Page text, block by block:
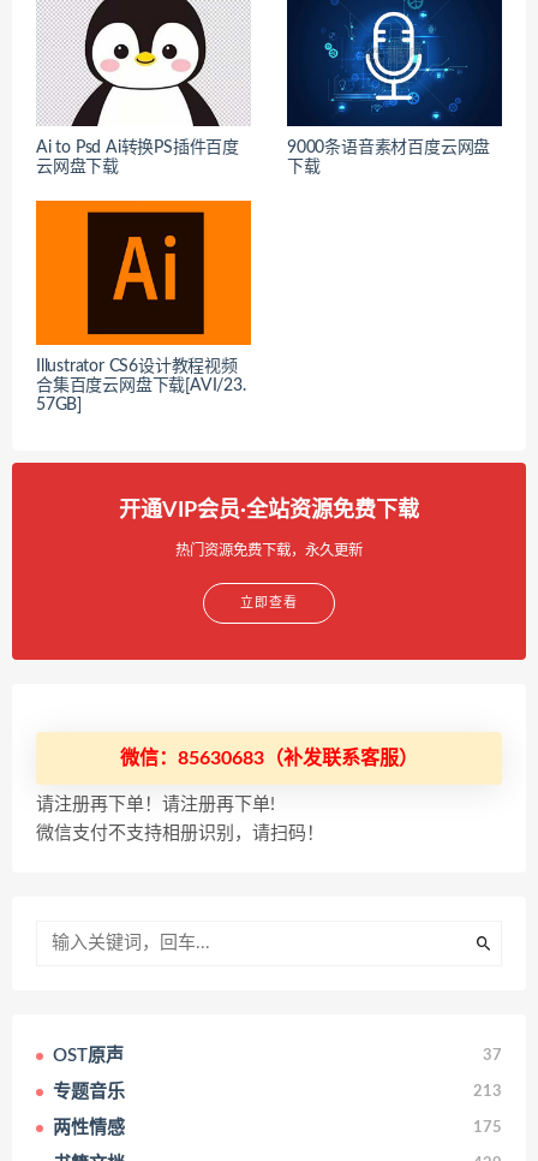
Ai to Psd Ai转换PS插件百度
云网盘下载
9000条语音素材百度云网盘
下载
Illustrator CS6设计教程视频
合集百度云网盘下载[AVI/23.
57GB]
开通VIP会员·全站资源免费下载
热门资源免费下载，永久更新
立即查看
微信：85630683（补发联系客服）
请注册再下单！请注册再下单!
微信支付不支持相册识别，请扫码！
OST原声 37
专题音乐 213
两性情感 175